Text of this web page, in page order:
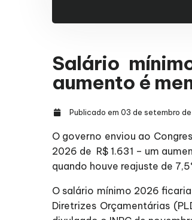
Salário
aumento é
Publicado em 03 de setembro
O governo enviou ao
2026 de R$ 1.631 – um
quando houve reajuste de
O salário mínimo 2026
Diretrizes Orçamentárias